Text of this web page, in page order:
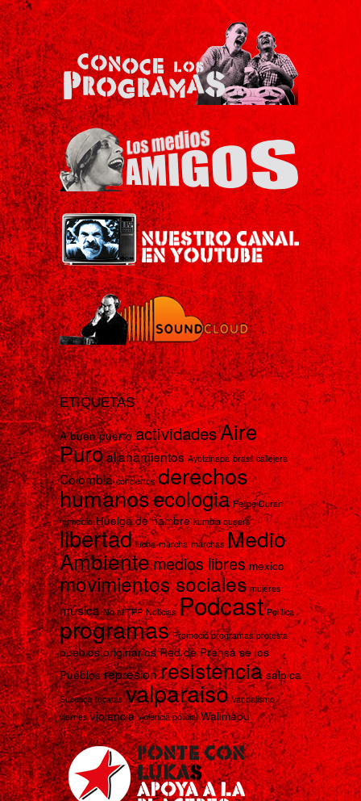
ETIQUETAS
A buen puerto actividadesAire
Puroallanamientos Ayotzinapa brasil callejera
Colombia conciertos derechos
humanosecologia Felipe Duran
femicidio Huelga de hambre kumbia queers
libertad lucha marcha marchas Medio
Ambientemedios libres mexico
movimientos sociales mujeres
música No al TPP Noticias Podcast Política
programas Promoció programas protesta
pueblos originarios Red de Prensa se los
Pueblos represionresistencia salpica
Sucesos tocatas valparaiso vandalismo
viernes violencia violencia policial Wallmapu